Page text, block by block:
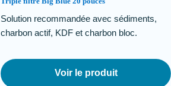
Solution recommandée avec sédiments,
charbon actif, KDF et charbon bloc.
Voir le produit